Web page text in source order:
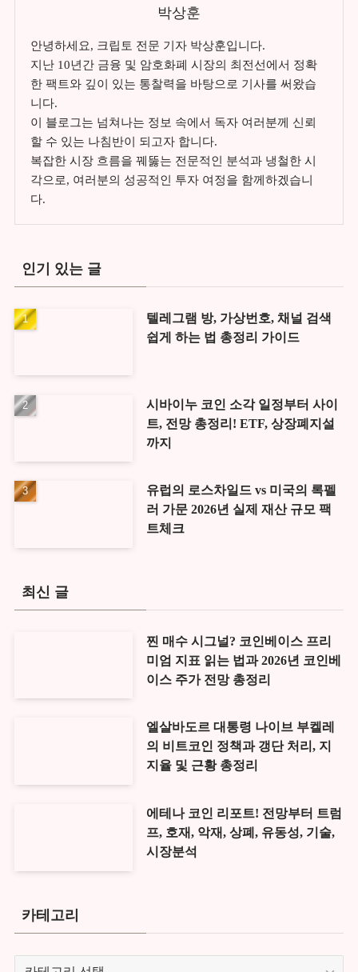
박상훈
안녕하세요, 크립토 전문 기자 박상훈입니다.
지난 10년간 금융 및 암호화폐 시장의 최전선에서 정확
한 팩트와 깊이 있는 통찰력을 바탕으로 기사를 써왔습
니다.
이 블로그는 넘쳐나는 정보 속에서 독자 여러분께 신뢰
할 수 있는 나침반이 되고자 합니다.
복잡한 시장 흐름을 꿰뚫는 전문적인 분석과 냉철한 시
각으로, 여러분의 성공적인 투자 여정을 함께하겠습니
다.
인기 있는 글
텔레그램 방, 가상번호, 채널 검색
쉽게 하는 법 총정리 가이드
시바이누 코인 소각 일정부터 사이
트, 전망 총정리! ETF, 상장폐지설
까지
유럽의 로스차일드 vs 미국의 록펠
러 가문 2026년 실제 재산 규모 팩
트체크
최신 글
찐 매수 시그널? 코인베이스 프리
미엄 지표 읽는 법과 2026년 코인베
이스 주가 전망 총정리
엘살바도르 대통령 나이브 부켈레
의 비트코인 정책과 갱단 처리, 지
지율 및 근황 총정리
에테나 코인 리포트! 전망부터 트럼
프, 호재, 악재, 상폐, 유동성, 기술,
시장분석
카테고리